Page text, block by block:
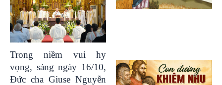
Trong niềm vui hy
vọng, sáng ngày 16/10,
Đức cha Giuse Nguyễn